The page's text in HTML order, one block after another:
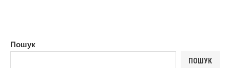
Пошук
ПОШУК